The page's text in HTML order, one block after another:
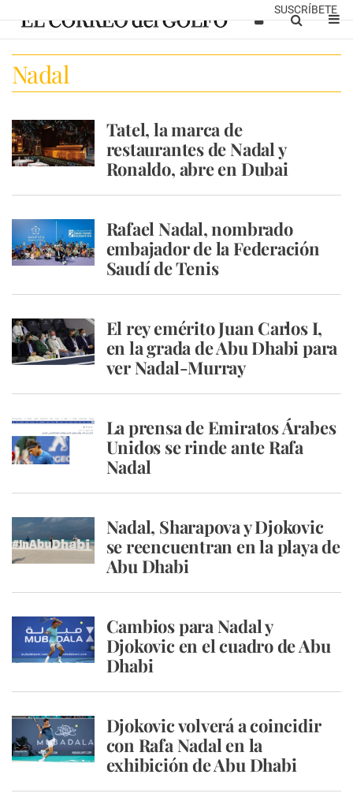
SUSCRÍBETE
Nadal
Tatel, la marca de
restaurantes de Nadal y
Ronaldo, abre en Dubai
Rafael Nadal, nombrado
embajador de la Federación
Saudí de Tenis
El rey emérito Juan Carlos I,
en la grada de Abu Dhabi para
ver Nadal-Murray
La prensa de Emiratos Árabes
Unidos se rinde ante Rafa
Nadal
Nadal, Sharapova y Djokovic
se reencuentran en la playa de
Abu Dhabi
Cambios para Nadal y
Djokovic en el cuadro de Abu
Dhabi
Djokovic volverá a coincidir
con Rafa Nadal en la
exhibición de Abu Dhabi